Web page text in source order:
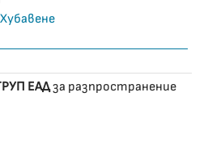
ЕАДза разпространение